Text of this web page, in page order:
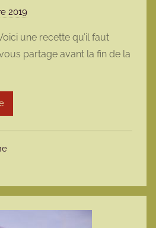
2019
r
m
une recette qu’il faut
partage avant la fin de la